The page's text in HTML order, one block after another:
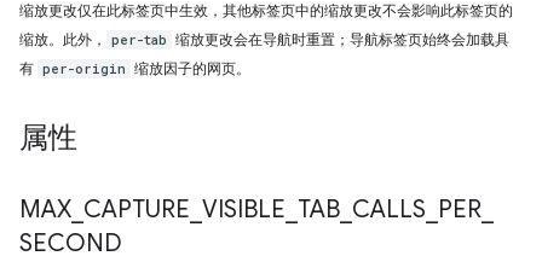
缩放更改仅在此标签页中生效，其他标签页中的缩放更改不会影响此标签页的
缩放。此外，
per-tab 缩放更改会在导航时重置；导航标签页始终会加载具
有 per-origin 缩放因子的网页。
属性
MAX CAPTURE VISIBLE TAB CALLS PER
SECOND